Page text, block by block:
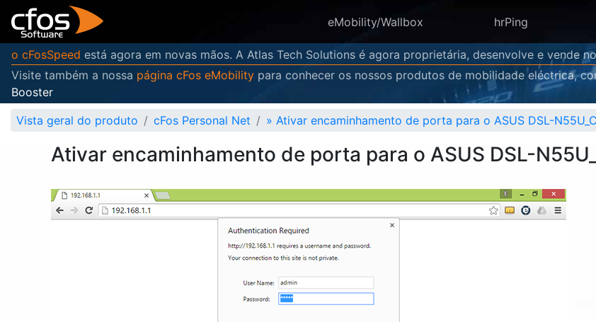
eMobility/Wallbox hrPing
o cFosSpeed está agora em novas mãos. A Atlas Tech Solutions é agora proprietária, desenvolve e vende
Visite também a nossa página cFos eMobility para conhecer os nossos produtos de mobilidade eléctrica,
Booster
Vista geral do produto
cFos Personal Net » Ativar encaminhamento de porta para o ASUS DSL-
Ativar encaminhamento de porta para o ASUS DSL-